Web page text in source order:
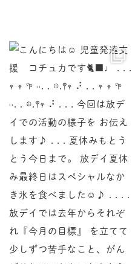
♩ . . . 𖥧 𖥧 𖧧 ˒˒. . 𖡼.𖤣𖥧